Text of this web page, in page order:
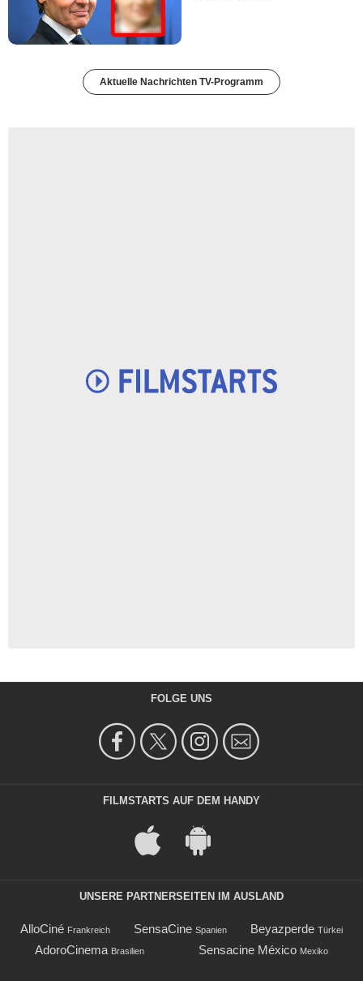
Aktuelle Nachrichten TV-Programm
FOLGE UNS
FILMSTARTS AUF DEM HANDY
UNSERE PARTNERSEITEN IM AUSLAND
AlloCiné Frankreich SensaCine Spanien Beyazperde Türkei
AdoroCinema Brasilien Sensacine México Mexiko